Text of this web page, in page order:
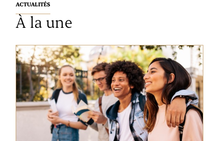
ACTUALITÉS
À la une